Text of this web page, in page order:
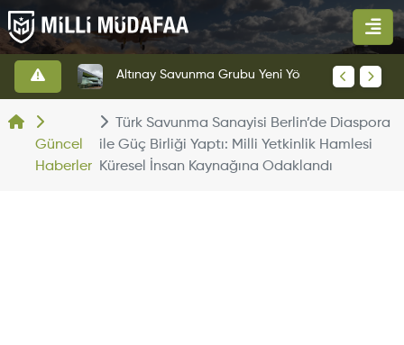
Güncel
Haberler
Türk Savunma Sanayisi Berlin’de Diaspora
ile Güç Birliği Yaptı: Milli Yetkinlik Hamlesi
Küresel İnsan Kaynağına Odaklandı